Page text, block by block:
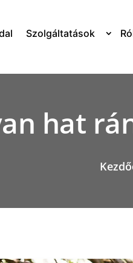
Szolgáltatások
hat